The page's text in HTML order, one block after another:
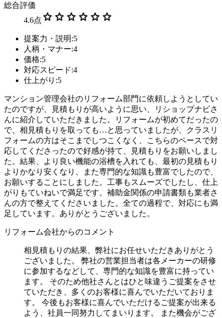
総合評価
4.6点 star star star star star star
提案力・説明:5
人柄・マナー:4
価格:5
対応スピード:4
仕上がり:5
マンション管理会社のリフォーム部門に依頼しようとしてい
たのですが、見積もりが高いように思い、リショップナビさ
んに紹介していただきました。リフォームが初めてだったの
で、相見積もりを取っても…と思っていましたが、クラスリ
フォームの方はそこまでしつこくなく、こちらのペースで対
応してくださったので好感が持て、見積もりをお願いしまし
た。結果、より良い機能の浴槽を入れても、最初の見積もり
よりかなり安くなり、また専門的な知識も豊富でしたので、
お願いすることにしました。工事もスムーズでしたし、仕上
がりもていねいで満足です。補助金関係の申請書類も業者さ
んの方で整えてくださいました。全ての過程で、対応にも満
足しています。ありがとうございました。
リフォーム会社からのコメント
相見積もりの結果、弊社にお任せいただきありがとう
ございました。 弊社の営業担当者は各メーカーの研修
に参加するなどして、専門的な知識を豊富に持ってい
ます。 そのため他社さんとはひと味違うご提案をさせ
ていただき、多くのお客様に喜んでいただいておりま
す。 今後もお客様に喜んでいただけるご提案が出来る
よう、社員一同努力してまいります。 また機会がござ